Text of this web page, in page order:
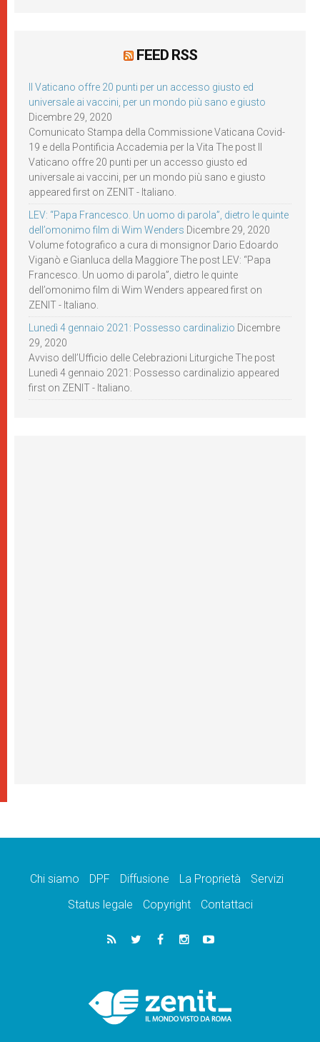
FEED RSS
Il Vaticano offre 20 punti per un accesso giusto ed
universale ai vaccini, per un mondo più sano e giusto
Dicembre 29, 2020
Comunicato Stampa della Commissione Vaticana Covid-
19 e della Pontificia Accademia per la Vita The post Il
Vaticano offre 20 punti per un accesso giusto ed
universale ai vaccini, per un mondo più sano e giusto
appeared first on ZENIT - Italiano.
LEV: “Papa Francesco. Un uomo di parola”, dietro le quinte
dell’omonimo film di Wim Wenders Dicembre 29, 2020
Volume fotografico a cura di monsignor Dario Edoardo
Viganò e Gianluca della Maggiore The post LEV: “Papa
Francesco. Un uomo di parola”, dietro le quinte
dell’omonimo film di Wim Wenders appeared first on
ZENIT - Italiano.
Lunedì 4 gennaio 2021: Possesso cardinalizio Dicembre
29, 2020
Avviso dell’Ufficio delle Celebrazioni Liturgiche The post
Lunedì 4 gennaio 2021: Possesso cardinalizio appeared
first on ZENIT - Italiano.
Chi siamo DPF Diffusione La Proprietà
Servizi
Status legale
Copyright Contattaci